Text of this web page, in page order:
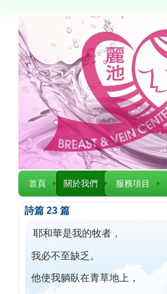
首頁 關於我們 服務項目
詩篇 23 篇
耶和華是我的牧者，
我必不至缺乏。
他使我躺臥在青草地上，